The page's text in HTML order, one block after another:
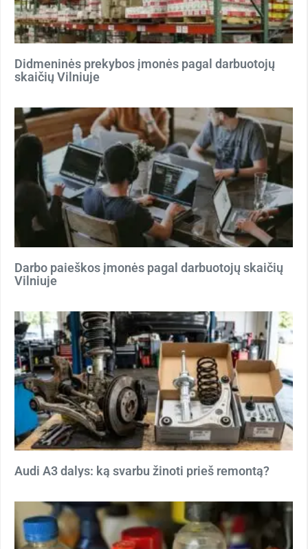
Didmeninės prekybos įmonės pagal darbuotojų
skaičių Vilniuje
Darbo paieškos įmonės pagal darbuotojų skaičių
Vilniuje
Audi A3 dalys: ką svarbu žinoti prieš remontą?